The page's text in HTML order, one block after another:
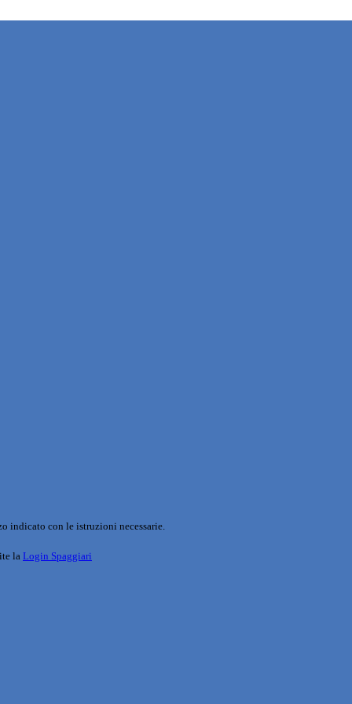
indicato con le istruzioni necessarie.
la Login Spaggiari